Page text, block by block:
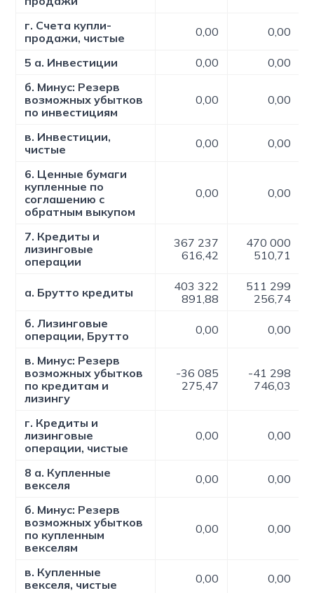
г. Счета купли-
продажи, чистые
0,00 0,00
5 а. Инвестиции 0,00
0,00
б. Минус: Резерв
возможных убытков
по инвестициям
0,00 0,00
в. Инвестиции,
чистые
0,00 0,00
6. Ценные бумаги
купленные по
соглашению c
обратным выкупом
0,00 0,00
7. Кредиты и
лизинговые
операции
367 237
616,42
470 000
510,71
а. Брутто кредиты
403 322
891,88
511 299
256,74
б. Лизинговые
операции, Брутто
0,00 0,00
в. Минус: Резерв
возможных убытков
по кредитам и
лизингу
-36 085
275,47
-41 298
746,03
г. Кредиты и
лизинговые
операции, чистые
0,00 0,00
8 а. Купленные
векселя
0,00 0,00
б. Минус: Резерв
возможных убытков
по купленным
векселям
0,00 0,00
в. Купленные
векселя, чистые
0,00 0,00